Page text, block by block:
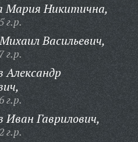
Мария Никитична,
г.р.
Васильевич,
г.р.
Александр
г.р.
Иван Гаврилович,
г.р.